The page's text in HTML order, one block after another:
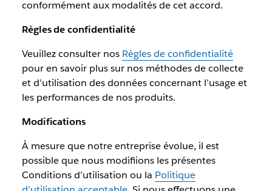
conformément aux modalités de cet accord.
Règles de confidentialité
Veuillez consulter nos Règles de confidentialité
pour en savoir plus sur nos méthodes de collecte
et d’utilisation des données concernant l’usage et
les performances de nos produits.
Modifications
À mesure que notre entreprise évolue, il est
possible que nous modifiions les présentes
Conditions d’utilisation ou la Politique